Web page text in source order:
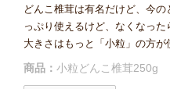
どんこ椎茸は有名だけど、今
っぷり使えるけど、なくなった
大きさはもっと「小粒」の方が
商品： 小粒どんこ椎茸250g